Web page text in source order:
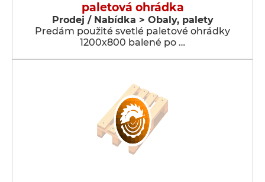
paletová ohrádka
Prodej / Nabídka > Obaly, palety
Predám použité svetlé paletové ohrádky
1200x800 balené po …